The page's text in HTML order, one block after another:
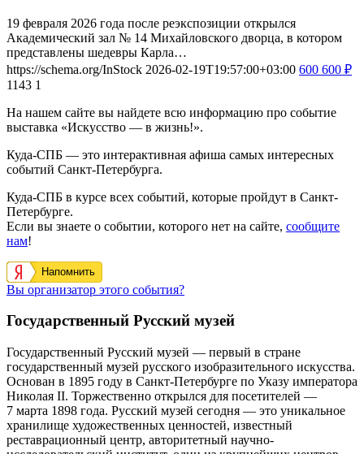
19 февраля 2026 года после реэкспозиции открылся
Академический зал № 14 Михайловского дворца, в котором
представлены шедевры Карла…
https://schema.org/InStock 2026-02-19T19:57:00+03:00 600 600 ₽
1143 1
На нашем сайте вы найдете всю информацию про событие
выставка «Искусство — в жизнь!».
Куда-СПБ — это интерактивная афиша самых интересных
событий Санкт-Петербурга.
Куда-СПБ в курсе всех событий, которые пройдут в Санкт-
Петербурге.
Если вы знаете о событии, которого нет на сайте, сообщите
нам!
Напомнить
Вы организатор этого события?
Государственный Русский музей
Государственный Русский музей — первый в стране
государственный музей русского изобразительного искусства.
Основан в 1895 году в Санкт-Петербурге по Указу императора
Николая II. Торжественно открылся для посетителей —
7 марта 1898 года. Русский музей сегодня — это уникальное
хранилище художественных ценностей, известный
реставрационный центр, авторитетный научно-